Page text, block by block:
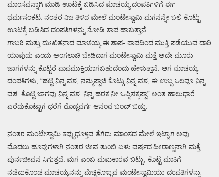
ಮಾಂಸವನ್ನಾಗಿ ಮಾಡಿ ಊಟಕ್ಕೆ ಬಡಿಸಿದ ಮಾಚಯ್ಯ ದಂಪತಿಗಳಿಗೆ ಈಗ
ಧರ್ಮಸಂಕಟ. ನಂತರ ನಿಜ ತಿಳಿದ ಮೇಲೆ ಮಂಟೇಸ್ವಾಮಿ ಮಗನನ್ನೇ ಬಲಿ ಕೊಟ್ಟು
ಊಟಕ್ಕೆ ಬಡಿಸಿದ ದಂಪತಿಗಳನ್ನು ನೋಡಿ ಶಾಪ ಹಾಕುತ್ತಾನೆ.
ಗಾಬರಿ ಮತ್ತು ದುಃಖಿತನಾದ ಮಾಚಯ್ಯ ಈ ಶಾಪ- ಪಾಪದಿಂದ ಮುಕ್ತಿ ಪಡೆಯುವ ದಾರಿ
ಯಾವುದು ಎಂದು ಅಂಗಲಾಚಿ ಬೇಡಿದಾಗ ಮಂಟೇಸ್ವಾಮಿ ಮತ್ತೆ ಅದೇ ಮೂರು
ಜಾಗಗಳನ್ನು ಕೊಟ್ಟರೆ ಪಾಪಮುಕ್ತಿಯಾಗಬಹುದೆಂದು ಹೇಳುತ್ತಾನೆ. ಆಗ ಮಾಚಯ್ಯ
ದಂಪತಿಗಳು, “ಹಟ್ಟಿ ನಿನ್ನ ವಶ, ನಮ್ಮಪ್ಪಾಜಿ ಕೊಟ್ಗು ನಿನ್ನ ವಶ, ಈ ಉಬ್ಬ ಒಲವೂ ನಿನ್ನ
ವಶ. ತೊಟ್ಟಿ ಜಾಗವು ನಿನ್ನ ವಶ. ನಿನ್ನ ಹರಕ ನೀ ಒಪ್ಪಿಸಕ್ಕಪ್ಪಾ” ಅಂತ ಹಾಲುಧಾರೆ
ಎರೆದುಕೊಟ್ಟಾಗ ಧರೆಗೆ ದೊಡ್ಡವರ್ಗ ಆನಂದ ಬಂದ್ ಬಿಡ್ತು.
ನಂತರ ಮಂಟೇಸ್ವಾಮಿ ಕಪ್ಪುಧೂಳ್ತವ ತೆಗೆದು ಮಾಂಸದ ಮೇಲೆ ಇಟ್ಟಾಗ ಅವು
ಮೊದಲು ಹೂವುಗಳಾಗಿ ನಂತರ ಜೀವ ತುಂಬಿ ಏಳು ವರ್ಷದ ಹೀರಾಣ್ಣನಾಗಿ ಮತ್ತೆ
ಪುರ್ನಜೀವನ ಸಿಗುತ್ತದೆ. ಮಗ ಎಂಬ ಮಮಕಾರವ ಬಿಟ್ಟು, ಕೊಟ್ಟ ಮಾತಿಗೆ
ನಡೆದುಕೊಂಡ ಮಾಚಯ್ಯನನ್ನು ಮೆಚ್ಚಿಕೊಳ್ಳುವ ಮಂಟೇಸ್ವಾಮಿಯು ದಂಪತಿಗಳನ್ನು